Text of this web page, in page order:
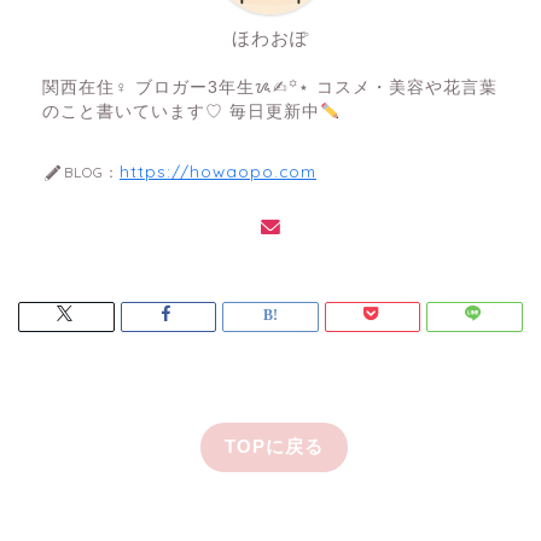
ほわおぽ
関西在住♀ ブロガー3年生ᝰ✍︎꙳⋆ コスメ・美容や花言葉
のこと書いています♡ 毎日更新中
BLOG： https://howaopo.com
TOPに戻る